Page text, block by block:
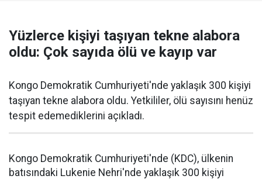
Yüzlerce kişiyi taşıyan tekne alabora
oldu: Çok sayıda ölü ve kayıp var
Kongo Demokratik Cumhuriyeti'nde yaklaşık 300 kişiyi
taşıyan tekne alabora oldu. Yetkililer, ölü sayısını henüz
tespit edemediklerini açıkladı.
Kongo Demokratik Cumhuriyeti'nde (KDC), ülkenin
batısındaki Lukenie Nehri'nde yaklaşık 300 kişiyi